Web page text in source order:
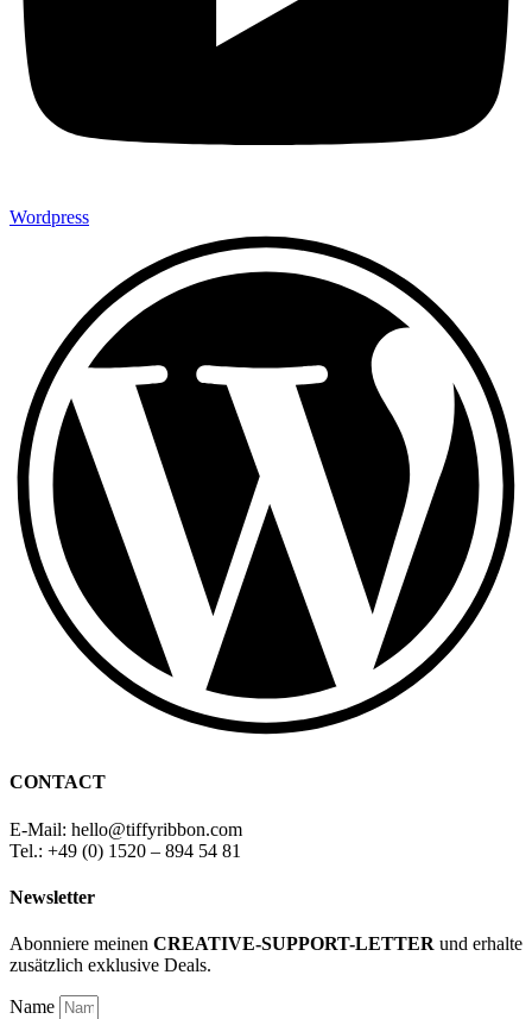
Wordpress
CONTACT
E-Mail: hello@tiffyribbon.com
Tel.: +49 (0) 1520 – 894 54 81
Newsletter
Abonniere meinen CREATIVE-SUPPORT-LETTER und erhalte
zusätzlich exklusive Deals.
Name